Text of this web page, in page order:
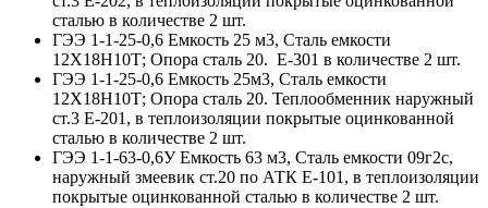
сталью в количестве 2 шт.
ГЭЭ 1-1-25-0,6 Емкость 25 м3, Сталь емкости
12Х18Н10Т; Опора сталь 20. Е-301 в количестве 2 шт.
ГЭЭ 1-1-25-0,6 Емкость 25м3, Сталь емкости
12Х18Н10Т; Опора сталь 20. Теплообменник наружный
ст.3 Е-201, в теплоизоляции покрытые оцинкованной
сталью в количестве 2 шт.
ГЭЭ 1-1-63-0,6У Емкость 63 м3, Сталь емкости 09г2с,
наружный змеевик ст.20 по АТК Е-101, в теплоизоляции
покрытые оцинкованной сталью в количестве 2 шт.